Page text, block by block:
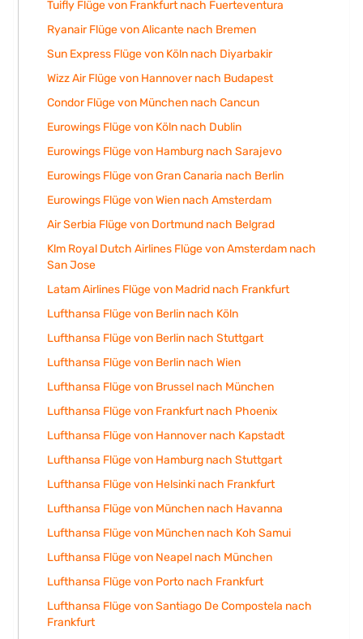
Tuifly Flüge von Frankfurt nach Fuerteventura
Ryanair Flüge von Alicante nach Bremen
Sun Express Flüge von Köln nach Diyarbakir
Wizz Air Flüge von Hannover nach Budapest
Condor Flüge von München nach Cancun
Eurowings Flüge von Köln nach Dublin
Eurowings Flüge von Hamburg nach Sarajevo
Eurowings Flüge von Gran Canaria nach Berlin
Eurowings Flüge von Wien nach Amsterdam
Air Serbia Flüge von Dortmund nach Belgrad
Klm Royal Dutch Airlines Flüge von Amsterdam nach
San Jose
Latam Airlines Flüge von Madrid nach Frankfurt
Lufthansa Flüge von Berlin nach Köln
Lufthansa Flüge von Berlin nach Stuttgart
Lufthansa Flüge von Berlin nach Wien
Lufthansa Flüge von Brussel nach München
Lufthansa Flüge von Frankfurt nach Phoenix
Lufthansa Flüge von Hannover nach Kapstadt
Lufthansa Flüge von Hamburg nach Stuttgart
Lufthansa Flüge von Helsinki nach Frankfurt
Lufthansa Flüge von München nach Havanna
Lufthansa Flüge von München nach Koh Samui
Lufthansa Flüge von Neapel nach München
Lufthansa Flüge von Porto nach Frankfurt
Lufthansa Flüge von Santiago De Compostela nach
Frankfurt